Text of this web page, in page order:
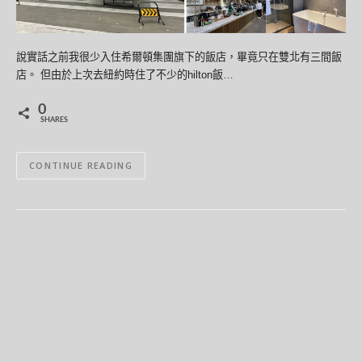
說實話之前我很少入住希爾頓集團旗下的飯店，畢竟只在雙北有三間飯
店。 但由於上次去紐約時住了不少的hilton飯…
0
SHARES
CONTINUE READING